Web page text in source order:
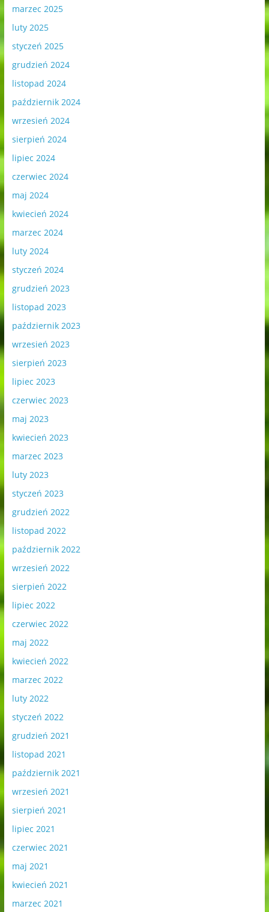
marzec 2025
luty 2025
styczeń 2025
grudzień 2024
listopad 2024
październik 2024
wrzesień 2024
sierpień 2024
lipiec 2024
czerwiec 2024
maj 2024
kwiecień 2024
marzec 2024
luty 2024
styczeń 2024
grudzień 2023
listopad 2023
październik 2023
wrzesień 2023
sierpień 2023
lipiec 2023
czerwiec 2023
maj 2023
kwiecień 2023
marzec 2023
luty 2023
styczeń 2023
grudzień 2022
listopad 2022
październik 2022
wrzesień 2022
sierpień 2022
lipiec 2022
czerwiec 2022
maj 2022
kwiecień 2022
marzec 2022
luty 2022
styczeń 2022
grudzień 2021
listopad 2021
październik 2021
wrzesień 2021
sierpień 2021
lipiec 2021
czerwiec 2021
maj 2021
kwiecień 2021
marzec 2021